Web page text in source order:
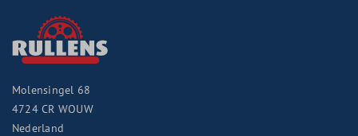
Molensingel 68
4724 CR WOUW
Nederland